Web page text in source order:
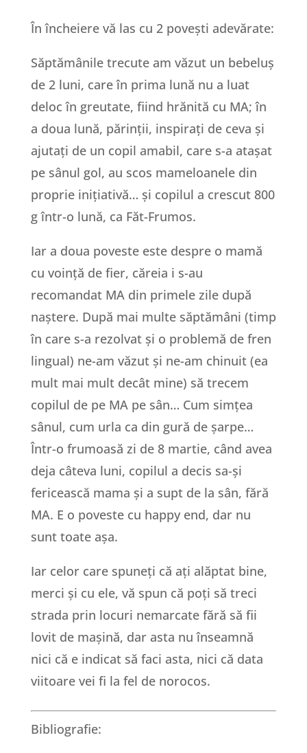
În încheiere vă las cu 2 povești adevărate:
Săptămânile trecute am văzut un bebeluș
de 2 luni, care în prima lună nu a luat
deloc în greutate, fiind hrănită cu MA; în
a doua lună, părinții, inspirați de ceva și
ajutați de un copil amabil, care s-a atașat
pe sânul gol, au scos mameloanele din
proprie inițiativă… și copilul a crescut 800
g într-o lună, ca Făt-Frumos.
Iar a doua poveste este despre o mamă
cu voință de fier, căreia i s-au
recomandat MA din primele zile după
naștere. După mai multe săptămâni (timp
în care s-a rezolvat și o problemă de fren
lingual) ne-am văzut și ne-am chinuit (ea
mult mai mult decât mine) să trecem
copilul de pe MA pe sân… Cum simțea
sânul, cum urla ca din gură de șarpe…
Într-o frumoasă zi de 8 martie, când avea
deja câteva luni, copilul a decis sa-și
fericească mama și a supt de la sân, fără
MA. E o poveste cu happy end, dar nu
sunt toate așa.
Iar celor care spuneți că ați alăptat bine,
merci și cu ele, vă spun că poți să treci
strada prin locuri nemarcate fără să fii
lovit de mașină, dar asta nu înseamnă
nici că e indicat să faci asta, nici că data
viitoare vei fi la fel de norocos.
Bibliografie: